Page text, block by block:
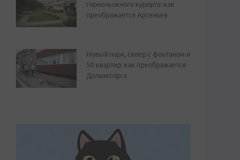
горнолыжного курорта: как
преображается Арсеньев
Новый парк, сквер с фонтаном и
50 квартир: как преображается
Дальнегорск